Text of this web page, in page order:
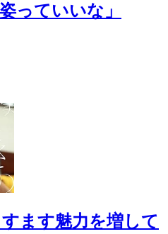
っていいな」
ます魅力を増して